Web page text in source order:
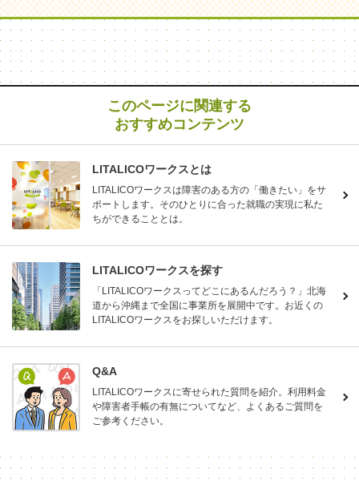
このページに関連する
おすすめコンテンツ
LITALICOワークスとは
LITALICOワークスは障害のある方の「働きたい」をサ
ポートします。そのひとりに合った就職の実現に私た
ちができることとは。
LITALICOワークスを探す
「LITALICOワークスってどこにあるんだろう？」北海
道から沖縄まで全国に事業所を展開中です。お近くの
LITALICOワークスをお探しいただけます。
Q&A
LITALICOワークスに寄せられた質問を紹介。利用料金
や障害者手帳の有無についてなど、よくあるご質問を
ご参考ください。